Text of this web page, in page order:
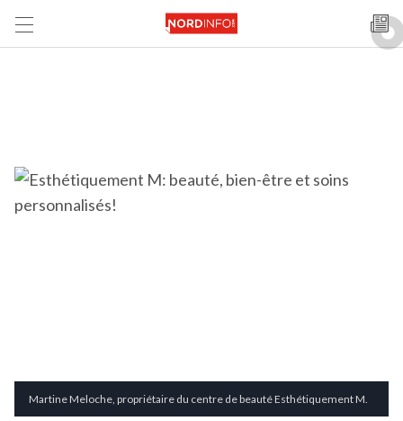
Martine Meloche, propriétaire du centre de beauté Esthétiquement M.